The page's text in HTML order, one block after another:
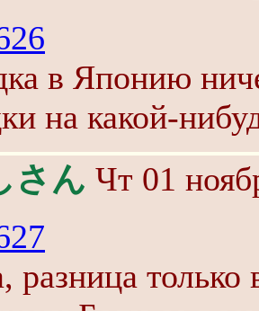
в Японию
на какой-
さん Чт 01
разница только